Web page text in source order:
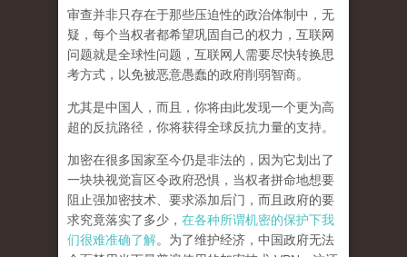
审查并非只存在于那些压迫性的政治体制中，无
疑，每个当权者都希望巩固自己的权力，互联网
问题就是全球性问题，互联网人需要尽快转换思
考方式，以免被恶意愚蠢的政府削弱智商。
尤其是中国人，而且，你将由此发现一个更为高
超的反抗路径，你将获得全球反抗力量的支持。
加密在很多国家至今仍是非法的，因为它划出了
一块块视觉盲区令政府恐惧，当权者拼命地想要
阻止强加密技术、要求添加后门，而且政府的要
求究竟落实了多少， 在各种所谓机密的保护下我
们很难准确了解。为了维护经济，中国政府无法